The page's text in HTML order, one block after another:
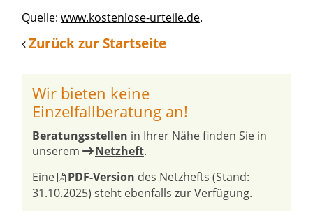
Quelle: www.kostenlose-urteile.de.
Zurück zur Startseite
Wir bieten keine
Einzelfallberatung an!
Beratungsstellen in Ihrer Nähe finden Sie in
unserem
Netzheft.
Eine
PDF-Version des Netzhefts (Stand:
31.10.2025) steht ebenfalls zur Verfügung.